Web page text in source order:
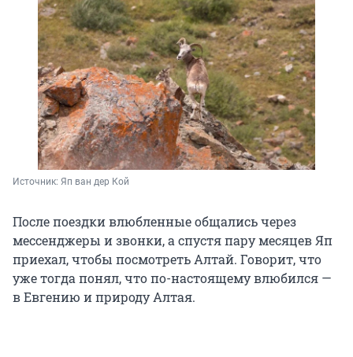
Источник: Яп ван дер Кой
После поездки влюбленные общались через
мессенджеры и звонки, а спустя пару месяцев Яп
приехал, чтобы посмотреть Алтай. Говорит, что
уже тогда понял, что по-настоящему влюбился —
в Евгению и природу Алтая.